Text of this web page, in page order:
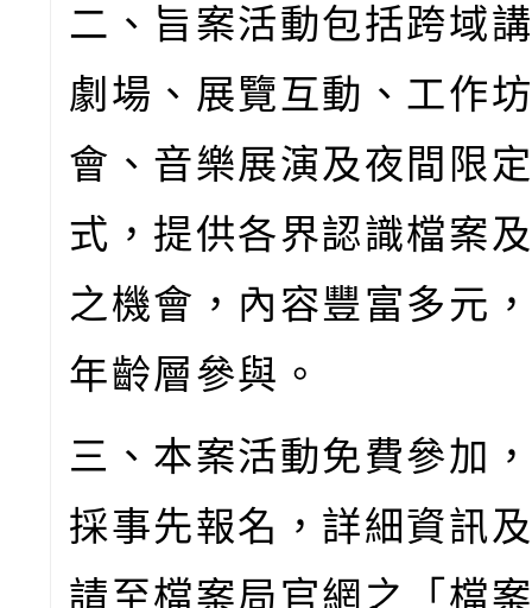
二、旨案活動包括跨域
劇場、展覽互動、工作
會、音樂展演及夜間限
式，提供各界認識檔案
之機會，內容豐富多元
年齡層參與。
三、本案活動免費參加
採事先報名，詳細資訊
請至檔案局官網之「檔